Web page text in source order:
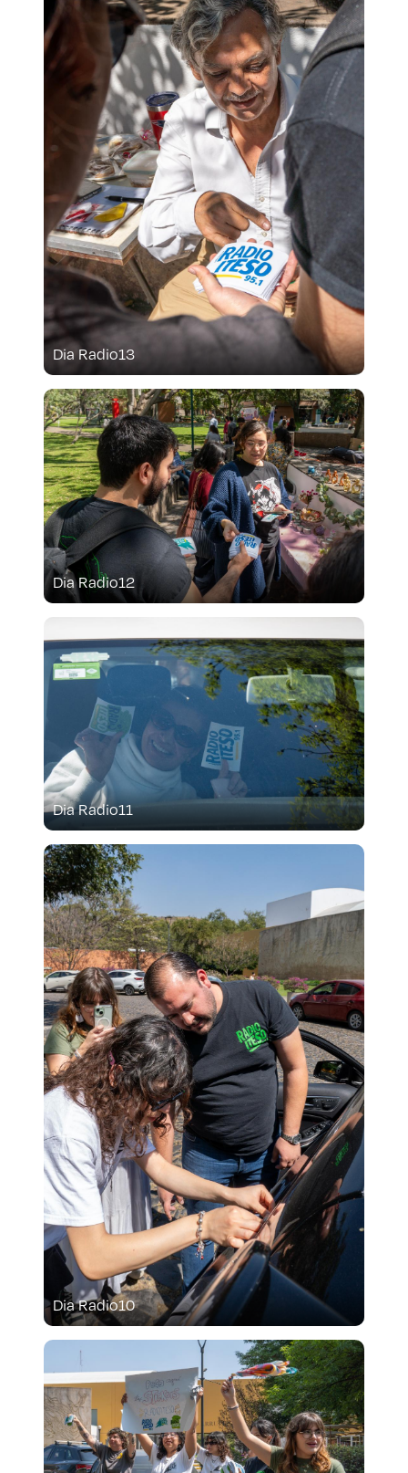
Dia Radio13
Dia Radio12
Dia Radio11
Dia Radio10